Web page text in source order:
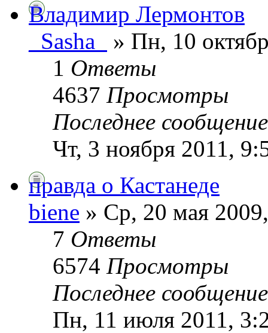
Владимир Лермонтов
_Sasha_
» Пн, 10
1 Ответы
4637 Просмотры
Последнее
Чт, 3 ноября 2011,
правда о Кастанеде
biene » Ср, 20 мая
7 Ответы
6574 Просмотры
Последнее
Пн, 11 июля 2011,